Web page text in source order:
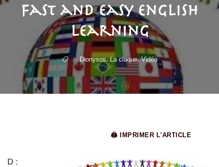
Fast and easy english
learning
in Dionysos,La claque,Vidéo
🖨 IMPRIMER L'ARTICLE
D :